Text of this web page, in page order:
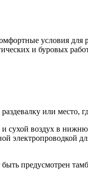
условия для
и буровых
или место,
воздух в
предусмотрен